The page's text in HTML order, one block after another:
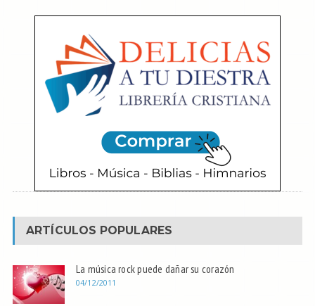
ARTÍCULOS POPULARES
La música rock puede dañar su corazón
04/12/2011